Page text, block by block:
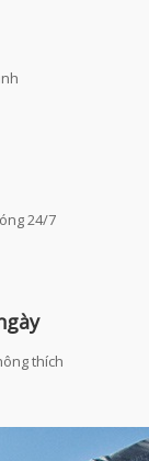
24/7
thích